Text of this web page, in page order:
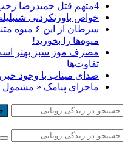
4متهم قتل حمیدرضا رجب‌زاده دستگیر شدند
خواص باورنکردنی
سرطان از
میوه‌ها را بخورید!
مصرف موز سبز بهتر است
تفاوت‌ها
صدای میناب با وجود
ماجرای پیامک «